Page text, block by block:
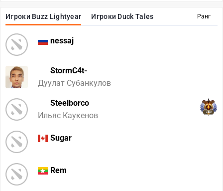
Ранг
Игроки Buzz Lightyear Игроки Duck Tales
nessaj
StormC4t-
Дуулат Субанкулов
Steelborco
Ильяс Каукенов
749
Sugar
Rem